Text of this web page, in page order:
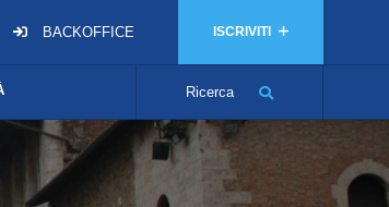
ISCRIVITI
BACKOFFICE
Ricerca